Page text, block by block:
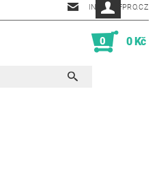
INFO@DFPRO.CZ
0 0 Kč